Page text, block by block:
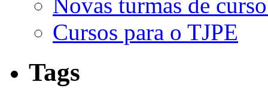
Novas turmas de
Cursos para o TJPE
Tags